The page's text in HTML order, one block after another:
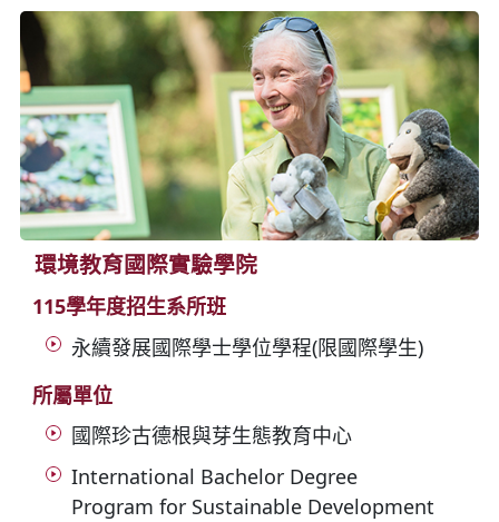
環境教育國際實驗學院
115學年度招生系所班
永續發展國際學士學位學程(限國際學生)
所屬單位
國際珍古德根與芽生態教育中心
International Bachelor Degree
Program for Sustainable Development